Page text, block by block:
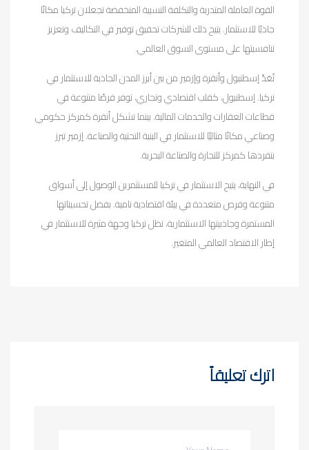
القوة العاملة المتدربة والتكلفة النسبية المنخفضة تجعلان تركيا مكانًا
جاذبًا للاستثمار. يتيح ذلك للشركات تحقيق توفير في التكاليف وتعزيز
تنافسيتها على مستوى السوق العالمي.
تُعَدّ إسطنبول وأنقرة وإزمير من بين أبرز المدن الجاذبة للاستثمار في
تركيا. إسطنبول، كقلب اقتصادي وتجاري، توفر فرصًا متنوعة في
قطاعات العقارات والخدمات المالية. بينما تشكل أنقرة كمركز حكومي
وصناعي مكانًا مثاليًا للاستثمار في البنية التحتية والصناعة. إزمير تبرز
بتفردها كمركز للتجارة والصناعة البحرية.
في النهاية، يتيح الاستثمار في تركيا للمستثمرين الوصول إلى أسواق
متنوعة وفرص متعددة في بيئة اقتصادية نامية. بفضل تحسيناتها
المستمرة وجاذبيتها الاستثمارية، تظل تركيا وجهة مثيرة للاستثمار في
إطار الاقتصاد العالمي المتغير.
اترك تعليقاً